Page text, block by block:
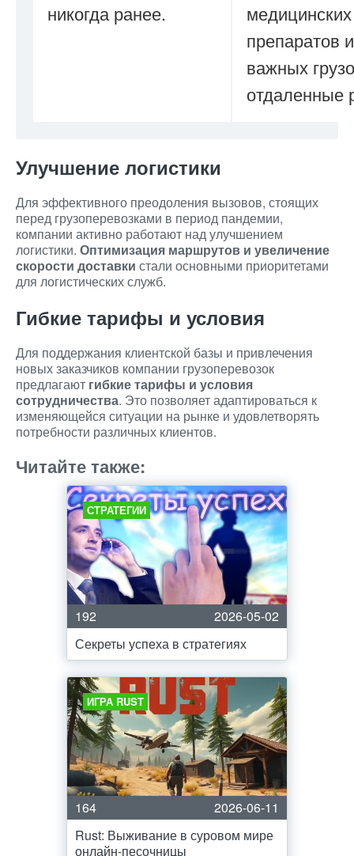
никогда ранее.
медицинских
препаратов
важных
отдаленные
Улучшение логистики
Для эффективного преодоления вызовов, стоящих
перед грузоперевозками в период пандемии,
компании активно работают над улучшением
логистики. Оптимизация маршрутов и увеличение
скорости доставки стали основными приоритетами
для логистических служб.
Гибкие тарифы и условия
Для поддержания клиентской базы и привлечения
новых заказчиков компании грузоперевозок
предлагают гибкие тарифы и условия
сотрудничества. Это позволяет адаптироваться к
изменяющейся ситуации на рынке и удовлетворять
потребности различных клиентов.
Читайте также:
СТРАТЕГИИ
192
2026-05-02
Секреты успеха в стратегиях
ИГРА RUST
164
2026-06-11
Rust: Выживание в суровом мире
онлайн-песочницы